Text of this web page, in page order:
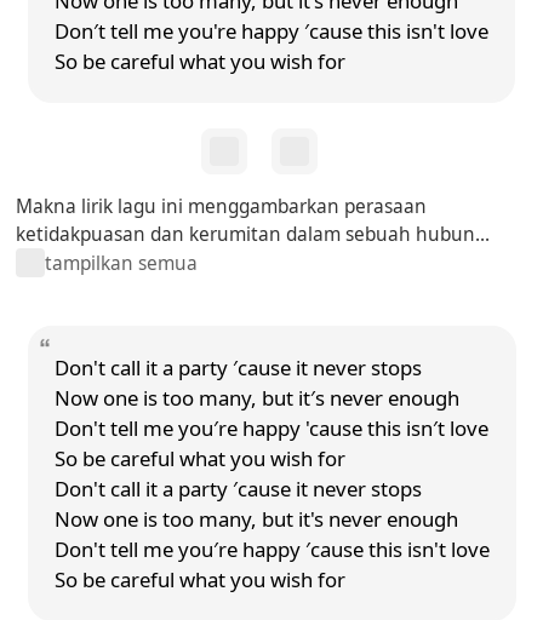
Don′t tell me you're happy ′cause this isn't love
So be careful what you wish for
Makna lirik lagu ini menggambarkan perasaan
ketidakpuasan dan kerumitan dalam sebuah hubun...
tampilkan semua
Don't call it a party ′cause it never stops
Now one is too many, but it′s never enough
Don't tell me you′re happy 'cause this isn′t love
So be careful what you wish for
Don't call it a party ′cause it never stops
Now one is too many, but it's never enough
Don't tell me you′re happy ′cause this isn't love
So be careful what you wish for